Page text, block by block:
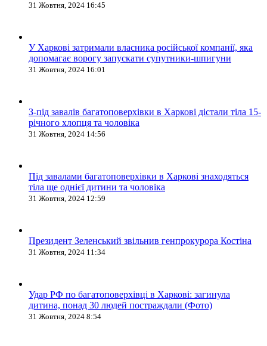
31 Жовтня, 2024 16:45
У Харкові затримали власника російської компанії, яка
допомагає ворогу запускати супутники-шпигуни
31 Жовтня, 2024 16:01
З-під завалів багатоповерхівки в Харкові дістали тіла 15-
річного хлопця та чоловіка
31 Жовтня, 2024 14:56
Під завалами багатоповерхівки в Харкові знаходяться
тіла ще однієї дитини та чоловіка
31 Жовтня, 2024 12:59
Президент Зеленський звільнив генпрокурора Костіна
31 Жовтня, 2024 11:34
Удар РФ по багатоповерхівці в Харкові: загинула
дитина, понад 30 людей постраждали (Фото)
31 Жовтня, 2024 8:54